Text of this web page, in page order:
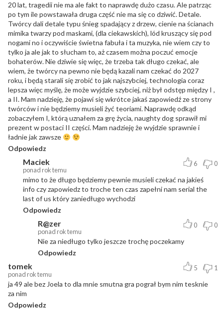
20 lat, tragedii nie ma ale fakt to naprawdę dużo czasu. Ale patrząc
po tym ile powstawała druga część nie ma się co dziwić. Detale.
Twórcy dali detale typu śnieg spadający z drzew, cienie na ścianach
mimika twarzy pod maskami, (dla ciekawskich), lód kruszący się pod
nogami no i oczywiście świetna fabuła i ta muzyka, nie wiem czy to
tylko ja ale jak to słucham to, aż czasem można poczuć emocje
bohaterów. Nie dziwie się więc, że trzeba tak długo czekać, ale
wiem, że twórcy na pewno nie będą kazali nam czekać do 2027
roku, i będą starali się zrobić to jak najszybciej, technologia coraz
lepsza więc myślę, że może wyjdzie szybciej, niż był odstęp między I ,
a II. Mam nadzieję, że pojawi się wkrótce jakaś zapowiedź ze strony
twórców i nie będziemy musieli żyć teoriami. Naprawdę odkąd
zobaczyłem I, którą uznałem za grę życia, naughty dog sprawił mi
prezent w postaci II części. Mam nadzieję że wyjdzie sprawnie i
ładnie jak zawsze
Odpowiedz
Maciek
ponad rok temu
6 0
mimo to że długo będziemy pewnie musieli czekać na jakieś
info czy zapowiedz to troche ten czas zapełni nam serial the
last of us który zaniedługo wychodzi
Odpowiedz
R@zer
ponad rok temu
0 0
Nie za niedługo tylko jeszcze trochę poczekamy
Odpowiedz
tomek
ponad rok temu
5 1
ja 49 ale bez Joela to dla mnie smutna gra pograł bym nim tesknie
za nim
Odpowiedz